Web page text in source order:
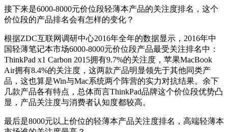
接下来是6000-8000元价位段轻薄本产品的关注度排名，这个
价位段的产品排名会有怎样的变化？
根据ZDC互联网调研中心2016年全年的数据显示，2016年中
国轻薄笔记本市场6000-8000元价位段产品最受关注排名中：
ThinkPad x1 Carbon 2015拥有9.7%的关注度，苹果MacBook
Air拥有8.4%的关注度，这两款产品明显领先于其他同类产
品，这也算是Win与Mac系统两个阵营的实力对抗结果。余下
几款产品各有特点，总体而言ThinkPad品牌这个价位段优势凸
显，产品关注度与消费者认知度都较高。
最后是8000元以上价位的轻薄本产品关注度排名，高端轻薄本